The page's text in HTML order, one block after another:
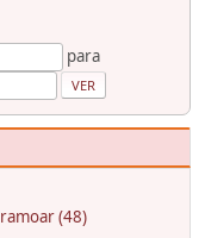
para
ramoar (48)